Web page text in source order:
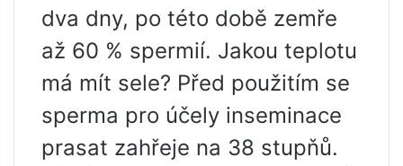
dva dny, po této době zemře
až 60 % spermií. Jakou teplotu
má mít sele? Před použitím se
sperma pro účely inseminace
prasat zahřeje na 38 stupňů.